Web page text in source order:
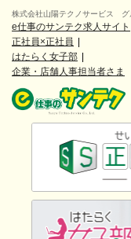
株式会社山陽テクノサービス グ
e仕事のサンテク求人サイト
正社員×正社員
はたらく女子部
企業・店舗人事担当者さま